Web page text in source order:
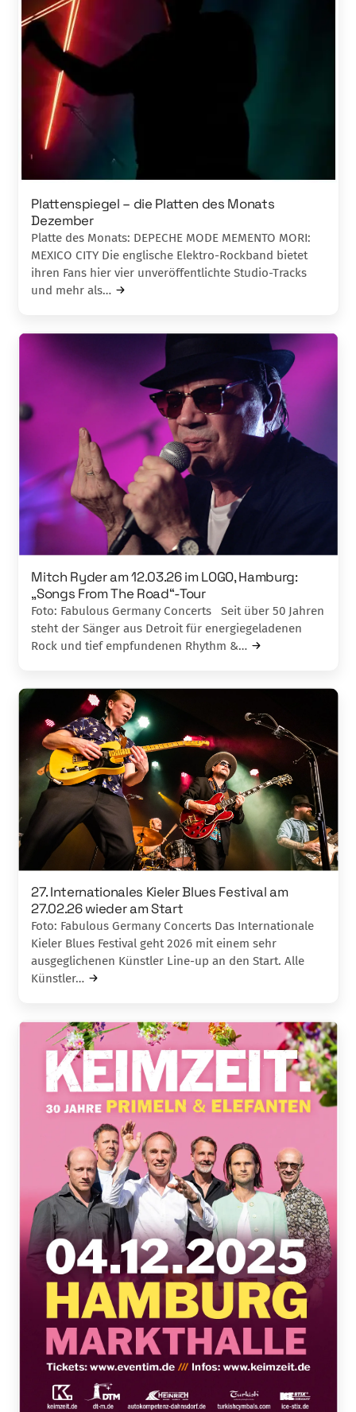
Plattenspiegel – die Platten des Monats
Dezember
Platte des Monats: DEPECHE MODE MEMENTO MORI:
MEXICO CITY Die englische Elektro-Rockband bietet
ihren Fans hier vier unveröffentlichte Studio-Tracks
und mehr als…
Mitch Ryder am 12.03.26 im LOGO, Hamburg:
„Songs From The Road“-Tour
Foto: Fabulous Germany Concerts Seit über 50 Jahren
steht der Sänger aus Detroit für energiegeladenen
Rock und tief empfundenen Rhythm &…
27. Internationales Kieler Blues Festival am
27.02.26 wieder am Start
Foto: Fabulous Germany Concerts Das Internationale
Kieler Blues Festival geht 2026 mit einem sehr
ausgeglichenen Künstler Line-up an den Start. Alle
Künstler…